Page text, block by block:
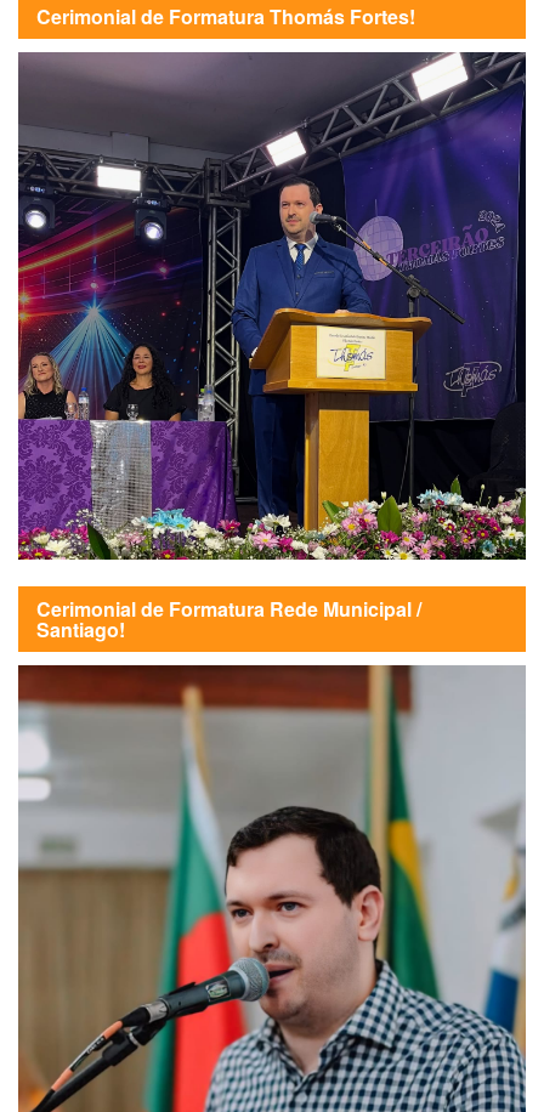
Cerimonial de Formatura Thomás Fortes!
Cerimonial de Formatura Rede Municipal /
Santiago!